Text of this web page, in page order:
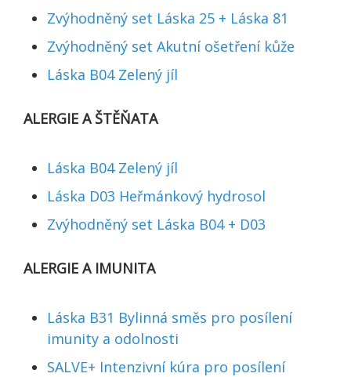
Zvýhodněný set Láska 25 + Láska 81
Zvýhodněný set Akutní ošetření kůže
Láska B04 Zelený jíl
ALERGIE A ŠTĚŇATA
Láska B04 Zelený jíl
Láska D03 Heřmánkový hydrosol
Zvýhodněný set Láska B04 + D03
ALERGIE A IMUNITA
Láska B31 Bylinná směs pro posílení
imunity a odolnosti
SALVE+ Intenzivní kúra pro posílení